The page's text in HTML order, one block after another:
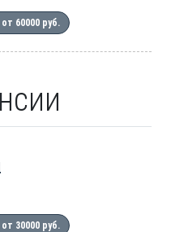
от 60000 руб.
от 30000 руб.